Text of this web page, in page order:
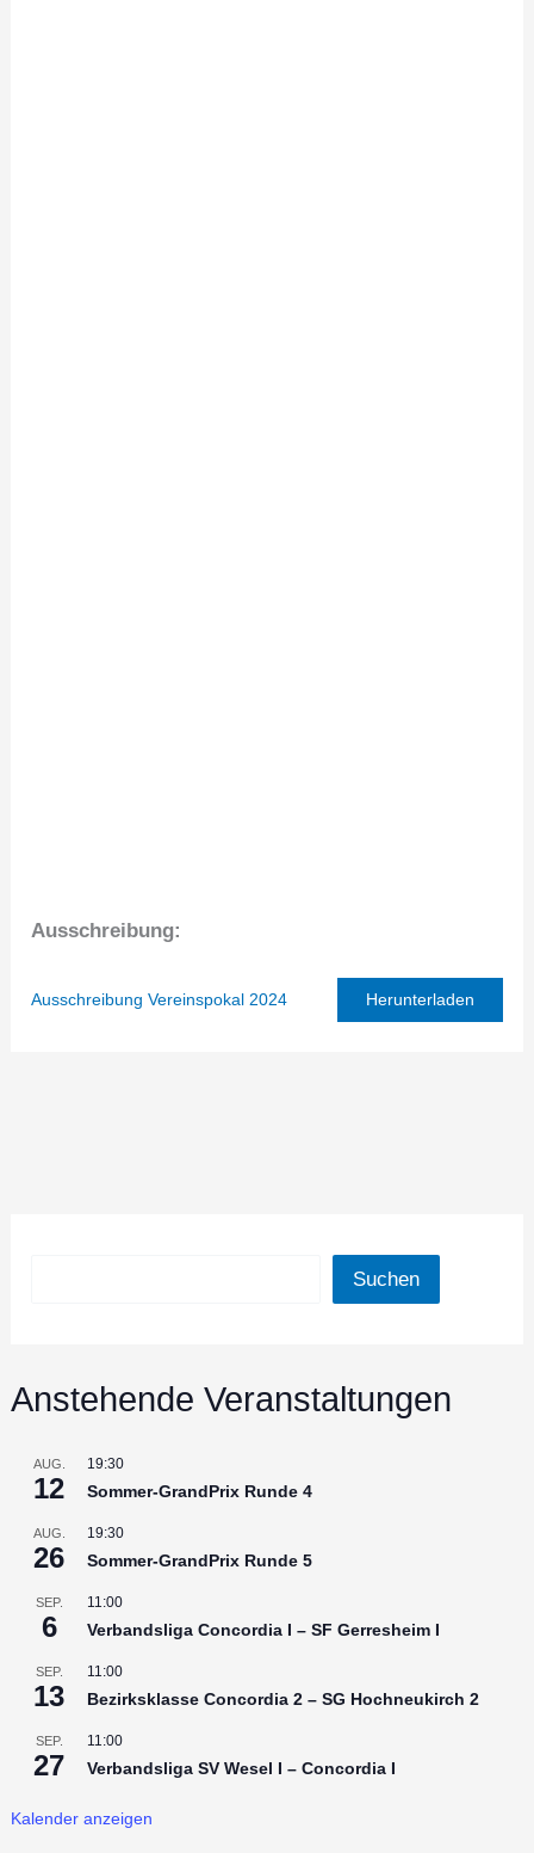
Ausschreibung:
Ausschreibung Vereinspokal 2024 Herunterladen
Suchen
Anstehende Veranstaltungen
AUG.
12
19:30
Sommer-GrandPrix Runde 4
AUG.
26
19:30
Sommer-GrandPrix Runde 5
SEP.
6
11:00
Verbandsliga Concordia I – SF Gerresheim I
SEP.
13
11:00
Bezirksklasse Concordia 2 – SG Hochneukirch 2
SEP.
27
11:00
Verbandsliga SV Wesel I – Concordia I
Kalender anzeigen